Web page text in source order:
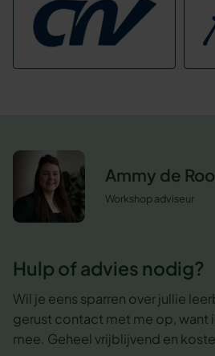
Ammy de
Workshop adviseur
Hulp of advies nodig?
Wil je eens sparren over jullie
gerust contact met me op, want
mee. Geheel vrijblijvend en